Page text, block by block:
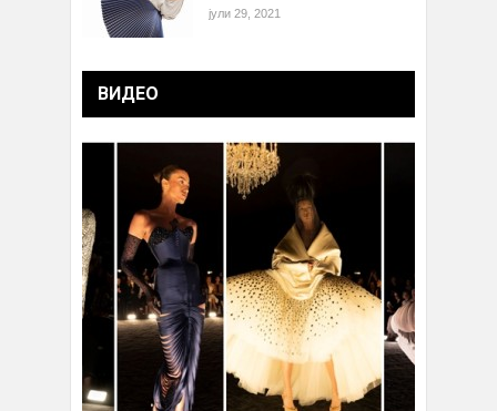
јули 29, 2021
ВИДЕО